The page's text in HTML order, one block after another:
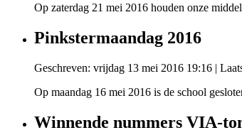
Op zaterdag 21 mei 2016 houden onze
Pinkstermaandag 2016
Geschreven: vrijdag 13 mei 2016 19:16 |
Op maandag 16 mei 2016 is de school
Winnende nummers VIA-